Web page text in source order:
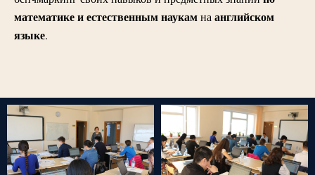
математике и естественным наукамнаанглийском
языке.